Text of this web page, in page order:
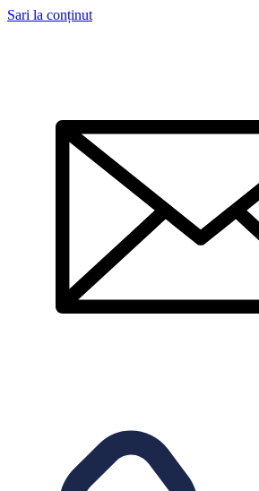
Sari la conținut